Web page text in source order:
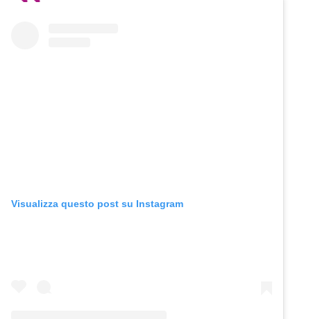
Visualizza questo post su Instagram